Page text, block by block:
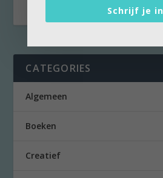
CATEGORIES
Algemeen
Boeken
Creatief
Schrijf je in